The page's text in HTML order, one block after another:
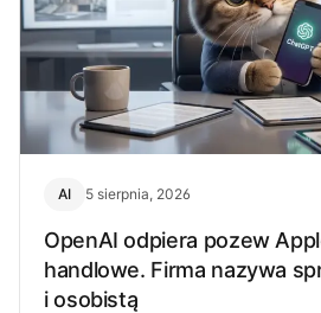
AI 5 sierpnia, 2026
OpenAI odpiera pozew
handlowe. Firma nazywa
i osobistą